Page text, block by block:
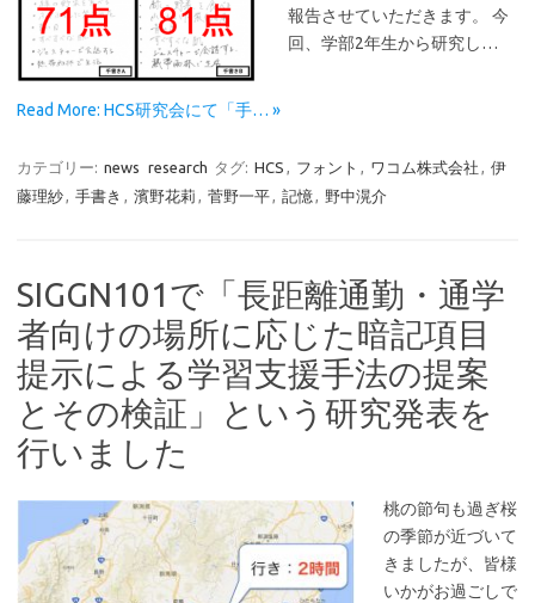
報告させていただきます。 今
回、学部2年生から研究し…
Read More: HCS研究会にて「手… »
カテゴリー: news research タグ: HCS フォント ワコム株式会社
伊
藤理紗
手書き 濱野花莉 菅野一平 記憶 野中滉介
SIGGN101で「長距離通勤・通学
者向けの場所に応じた暗記項目
提示による学習支援手法の提案
とその検証」という研究発表を
行いました
桃の節句も過ぎ桜
の季節が近づいて
きましたが、皆様
いかがお過ごしで